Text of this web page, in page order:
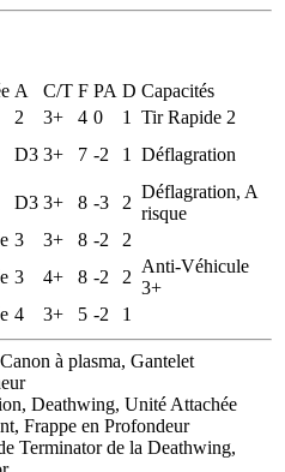
A C/T F PA D Capacités
2 3+ 4 0 1
Tir Rapide 2
D3 3+ 7 -2 1
Déflagration
D3 3+ 8 -3 2
Déflagration, A
risque
3 3+ 8 -2
2
3 4+ 8 -2 2
Anti-Véhicule
3+
4 3+ 5 -2 1
à plasma, Gantelet
Deathwing, Unité Attachée
Frappe en Profondeur
Terminator de la Deathwing,